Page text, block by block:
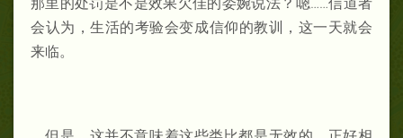
会认为，生活的考验会变成信仰的教训，这一天就会
来临。